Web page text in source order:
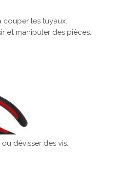
couper les tuyaux.
et manipuler des pièces.
ou dévisser des vis.